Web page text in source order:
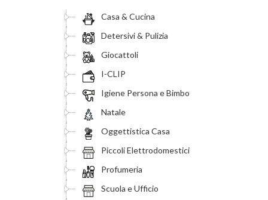
Casa & Cucina
Detersivi & Pulizia
Giocattoli
I-CLIP
Igiene Persona e Bimbo
Natale
Oggettistica Casa
Piccoli Elettrodomestici
Profumeria
Scuola e Ufficio